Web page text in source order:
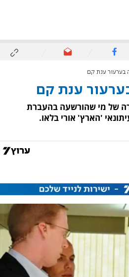
בערעור ענת קם
ענת קם
של מי שהורשעה בהעברת
'הארץ' אורי בלאו.